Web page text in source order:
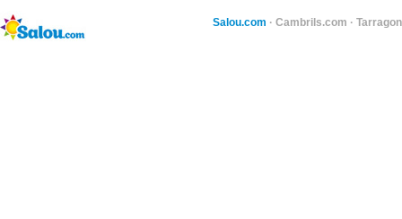
Salou.com · Cambrils.com ·